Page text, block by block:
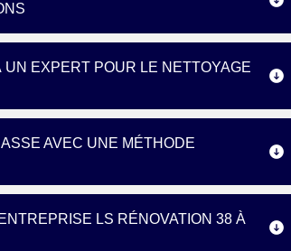
UN EXPERT POUR LE NETTOYAGE
AVEC UNE MÉTHODE
LS RÉNOVATION 38 À